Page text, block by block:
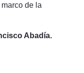
de la
Abadía.